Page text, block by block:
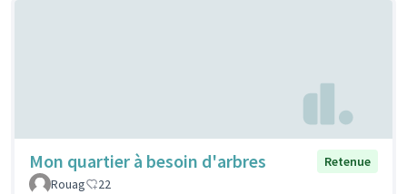
Mon quartier à besoin d'arbres
Retenue
Rouag
22